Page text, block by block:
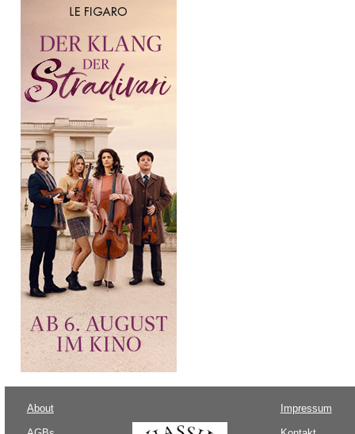
About Impressum